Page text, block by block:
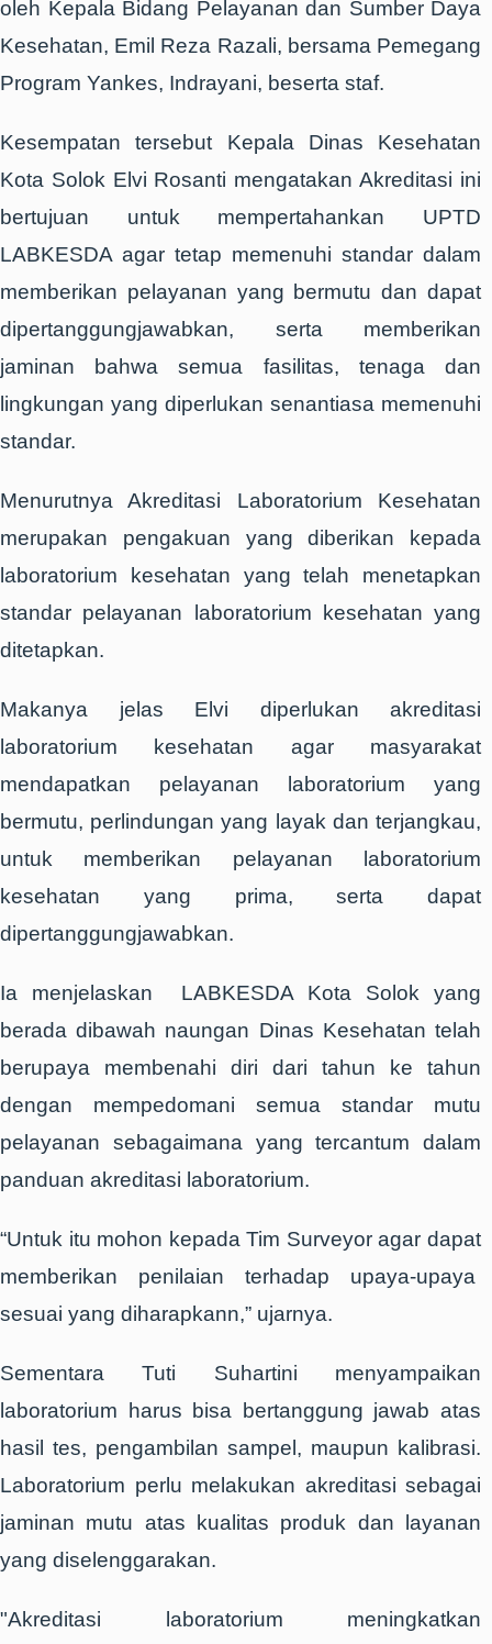
oleh Kepala Bidang Pelayanan dan Sumber Daya
Kesehatan, Emil Reza Razali, bersama Pemegang
Program Yankes, Indrayani, beserta staf.
Kesempatan tersebut Kepala Dinas Kesehatan
Kota Solok Elvi Rosanti mengatakan Akreditasi ini
bertujuan untuk mempertahankan UPTD
LABKESDA agar tetap memenuhi standar dalam
memberikan pelayanan yang bermutu dan dapat
dipertanggungjawabkan, serta memberikan
jaminan bahwa semua fasilitas, tenaga dan
lingkungan yang diperlukan senantiasa memenuhi
standar.
Menurutnya Akreditasi Laboratorium Kesehatan
merupakan pengakuan yang diberikan kepada
laboratorium kesehatan yang telah menetapkan
standar pelayanan laboratorium kesehatan yang
ditetapkan.
Makanya jelas Elvi diperlukan akreditasi
laboratorium kesehatan agar masyarakat
mendapatkan pelayanan laboratorium yang
bermutu, perlindungan yang layak dan terjangkau,
untuk memberikan pelayanan laboratorium
kesehatan yang prima, serta dapat
dipertanggungjawabkan.
Ia menjelaskan LABKESDA Kota Solok yang
berada dibawah naungan Dinas Kesehatan telah
berupaya membenahi diri dari tahun ke tahun
dengan mempedomani semua standar mutu
pelayanan sebagaimana yang tercantum dalam
panduan akreditasi laboratorium.
“Untuk itu mohon kepada Tim Surveyor agar dapat
memberikan penilaian terhadap upaya-upaya
sesuai yang diharapkann,” ujarnya.
Sementara Tuti Suhartini menyampaikan
laboratorium harus bisa bertanggung jawab atas
hasil tes, pengambilan sampel, maupun kalibrasi.
Laboratorium perlu melakukan akreditasi sebagai
jaminan mutu atas kualitas produk dan layanan
yang diselenggarakan.
"Akreditasi laboratorium meningkatkan